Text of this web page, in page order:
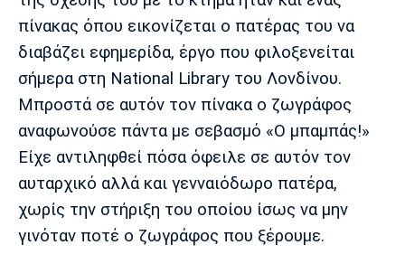
πίνακας όπου εικονίζεται ο πατέρας του να
διαβάζει εφημερίδα, έργο που φιλοξενείται
σήμερα στη National Library του Λονδίνου.
Μπροστά σε αυτόν τον πίνακα ο ζωγράφος
αναφωνούσε πάντα με σεβασμό «Ο μπαμπάς!»
Είχε αντιληφθεί πόσα όφειλε σε αυτόν τον
αυταρχικό αλλά και γενναιόδωρο πατέρα,
χωρίς την στήριξη του οποίου ίσως να μην
γινόταν ποτέ ο ζωγράφος που ξέρουμε.